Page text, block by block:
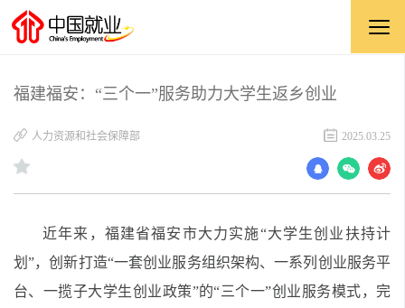
福建福安：“三个一”服务助力大学生返乡创业
人力资源和社会保障部 2025.03.25
近年来， 福建省福安市大力实施“大学生创业扶持计
划”，创新打造“一套创业服务组织架构、一系列创业服务平
台、一揽子大学生创业政策”的“三个一”创业服务模式，完